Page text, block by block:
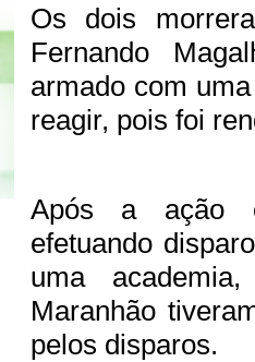
Os dois
Fernando
armado com
reagir, pois foi
Após a ação
efetuando
uma
Maranhão
pelos disparos.